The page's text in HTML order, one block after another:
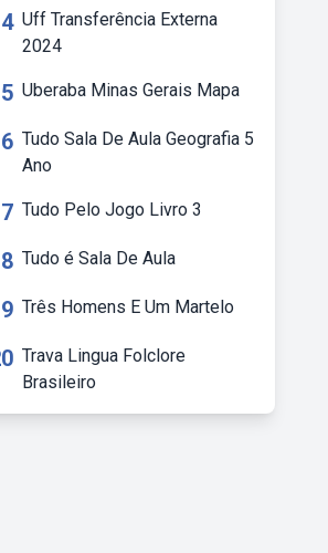
Uff Transferência Externa
2024
Uberaba Minas Gerais Mapa
Tudo Sala De Aula Geografia 5
Ano
Tudo Pelo Jogo Livro 3
Tudo é Sala De Aula
Três Homens E Um Martelo
Trava Lingua Folclore
Brasileiro